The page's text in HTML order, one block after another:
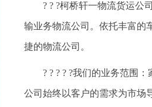
? ? ?柯桥轩一物流货运公
输业务物流公司。依托丰富的
捷的物流公司。
? ? ? ? ?我们的业务范围
公司始终以客户的需求为市场